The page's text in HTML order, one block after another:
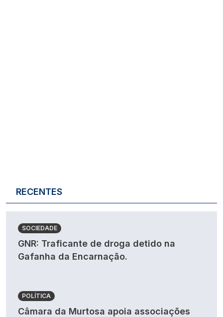
RECENTES
SOCIEDADE
GNR: Traficante de droga detido na
Gafanha da Encarnação.
POLÍTICA
Câmara da Murtosa apoia associações